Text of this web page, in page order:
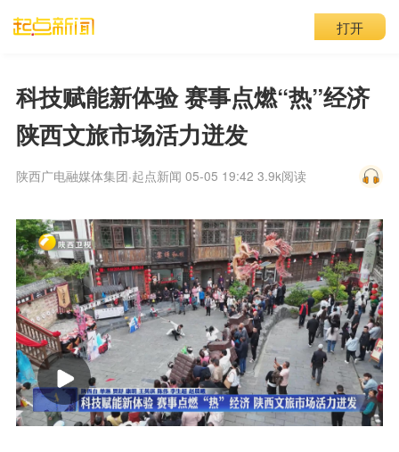
打开
科技赋能新体验 赛事点燃“热”经济
陕西文旅市场活力迸发
陕西广电融媒体集团·起点新闻 05-05 19:42 3.9k阅读